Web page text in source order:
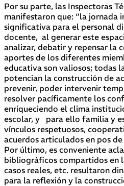
Por su parte, las Inspectoras
manifestaron que: “la jornada
significativa para el personal
docente, al generar este
analizar, debatir y repensar la
aportes de los diferentes
educativa son valiosos; todas
potencian la construcción de
prevenir, poder intervenir
resolver pacíficamente los
enriqueciendo el clima
escolar, y para ello familia y
vínculos respetuosos,
acuerdos articulados en pos
Por último, es conveniente
bibliográficos compartidos en
casos reales, etc. resultaron
para la reflexión y la